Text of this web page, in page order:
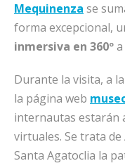
Mequinenza se
forma excepcional,
inmersiva en 360º
Durante la visita, a
la página web
internautas estarán
virtuales. Se trata de
Santa Agatoclia la